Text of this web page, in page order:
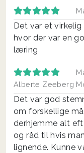
Det var et
hvor der var en
læring
Alberte Zeeberg
Det var god
om forskellige
derhjemme alt
og råd til hvis
lignende. Kunne